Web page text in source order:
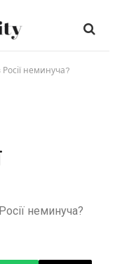
неминуча?
неминуча?